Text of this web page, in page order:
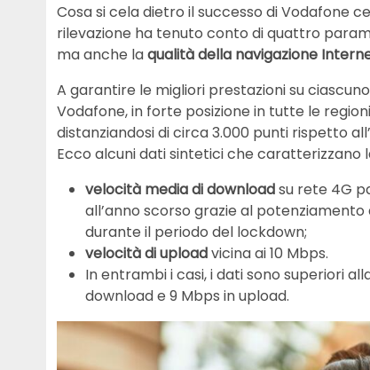
Cosa si cela dietro il successo di Vodafone
rilevazione ha tenuto conto di quattro
ma anche laqualità della navigazione
A garantire le migliori prestazioni su
Vodafone, in forte posizione in tutte le
distanziandosi di circa 3.000 punti rispetto
Ecco alcuni dati sintetici che caratterizzano
velocità media di downloadsu rete 4G
all’anno scorso grazie al
durante il periodo del lockdown;
velocità di uploadvicina ai 10 Mbps.
In entrambi i casi, i dati sono superiori
download e 9 Mbps in upload.